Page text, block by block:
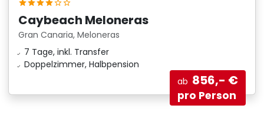
Caybeach Meloneras
Gran Canaria, Meloneras
7 Tage, inkl. Transfer
Doppelzimmer, Halbpension
ab 856,- €
pro Person